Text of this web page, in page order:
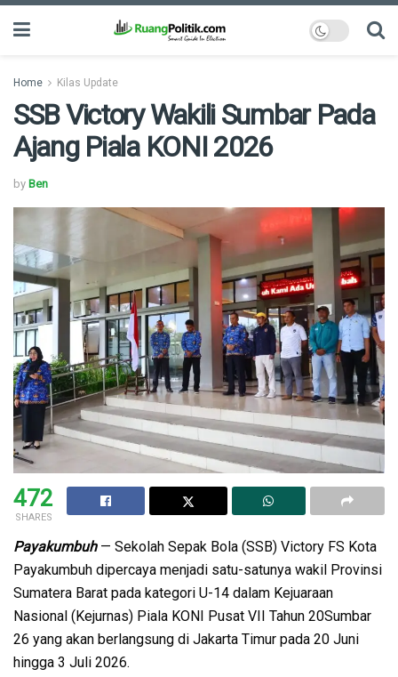
Home Kilas Update
SSB Victory Wakili Sumbar Pada
Ajang Piala KONI 2026
by Ben
472
SHARES
Payakumbuh— Sekolah Sepak Bola (SSB) Victory FS Kota
Payakumbuh dipercaya menjadi satu-satunya wakil Provinsi
Sumatera Barat pada kategori U-14 dalam Kejuaraan
Nasional (Kejurnas) Piala KONI Pusat VII Tahun 20Sumbar
26 yang akan berlangsung di Jakarta Timur pada 20 Juni
hingga 3 Juli 2026.